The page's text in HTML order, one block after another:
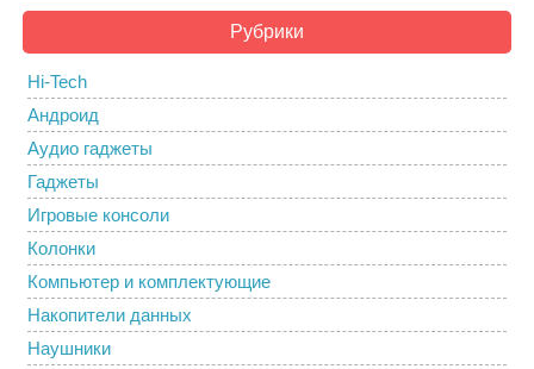
Рубрики
Hi-Tech
Андроид
Аудио гаджеты
Гаджеты
Игровые консоли
Колонки
Компьютер и комплектующие
Накопители данных
Наушники